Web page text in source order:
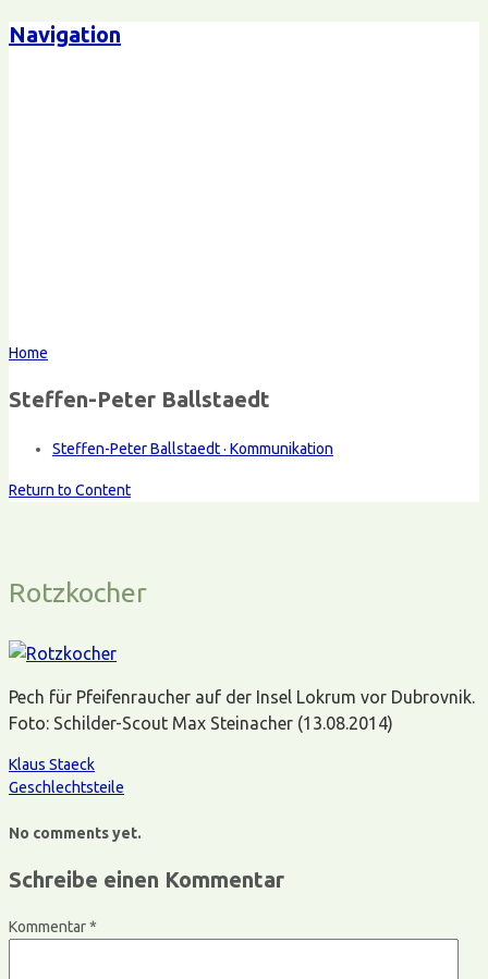
Navigation
Home
Steffen-Peter Ballstaedt
Steffen-Peter Ballstaedt · Kommunikation
Return to Content
Rotzkocher
Pech für Pfeifenraucher auf der Insel Lokrum vor Dubrovnik.
Foto: Schilder-Scout Max Steinacher (13.08.2014)
Klaus Staeck
Geschlechtsteile
No comments yet.
Schreibe einen Kommentar
Kommentar*